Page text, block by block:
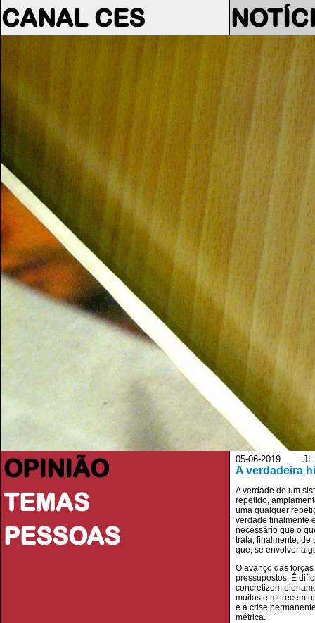
CANAL CES
OPINIÃO
TEMAS
PESSOAS
05-06-2019 JL -
A verdadeira
A verdade de um
repetido,
uma qualquer
verdade finalmente
necessário que o
trata, finalmente, de
que, se envolver
O avanço das
pressupostos. É
concretizem
muitos e merecem
e a crise
métrica.